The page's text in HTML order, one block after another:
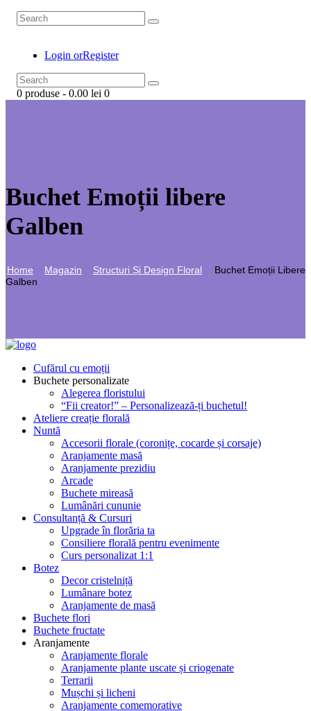
Login orRegister
0 produse - 0.00 lei 0
Buchet Emoții libere
Galben
Home Magazin Structuri Și Design Floral
Buchet Emoții Libere
Galben
Cufărul cu emoții
Buchete personalizate
Alegerea floristului
“Fii creator!” – Personalizează-ți buchetul!
Ateliere creație florală
Nuntă
Accesorii florale (coronițe, cocarde și corsaje)
Aranjamente masă
Aranjamente prezidiu
Arcade
Buchete mireasă
Lumânări cununie
Consultanță & Cursuri
Upgrade în florăria ta
Consiliere florală pentru evenimente
Curs personalizat 1:1
Botez
Decor cristelniță
Lumânare botez
Aranjamente de masă
Buchete flori
Buchete fructate
Aranjamente
Aranjamente florale
Aranjamente plante uscate și criogenate
Terrarii
Mușchi și licheni
Aranjamente comemorative